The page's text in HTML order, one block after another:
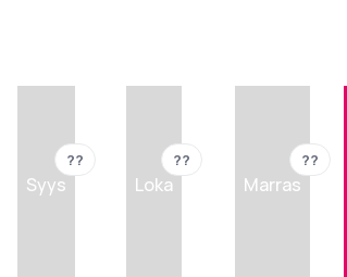
Syys
??
Loka
??
Marras
??